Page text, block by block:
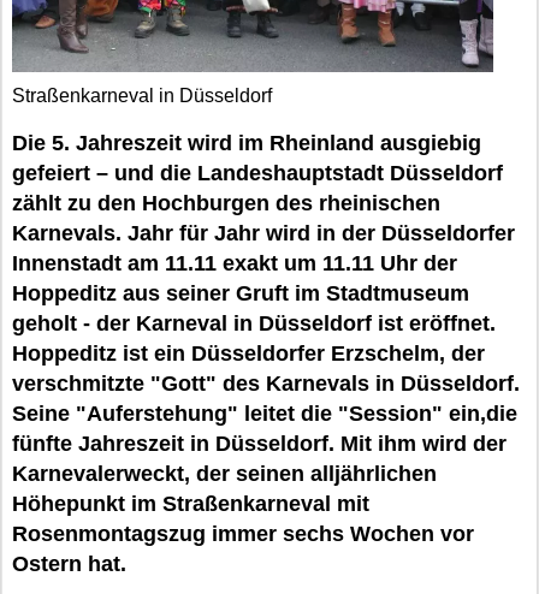
Straßenkarneval in Düsseldorf
Die 5. Jahreszeit wird im Rheinland ausgiebig
gefeiert – und die Landeshauptstadt Düsseldorf
zählt zu den Hochburgen des rheinischen
Karnevals. Jahr für Jahr wird in der Düsseldorfer
Innenstadt am 11.11 exakt um 11.11 Uhr der
Hoppeditz aus seiner Gruft im Stadtmuseum
geholt - der Karneval in Düsseldorf ist eröffnet.
Hoppeditz ist ein Düsseldorfer Erzschelm, der
verschmitzte "Gott" des Karnevals in Düsseldorf.
Seine "Auferstehung" leitet die "Session" ein,die
fünfte Jahreszeit in Düsseldorf. Mit ihm wird der
Karnevalerweckt, der seinen alljährlichen
Höhepunkt im Straßenkarneval mit
Rosenmontagszug immer sechs Wochen vor
Ostern hat.